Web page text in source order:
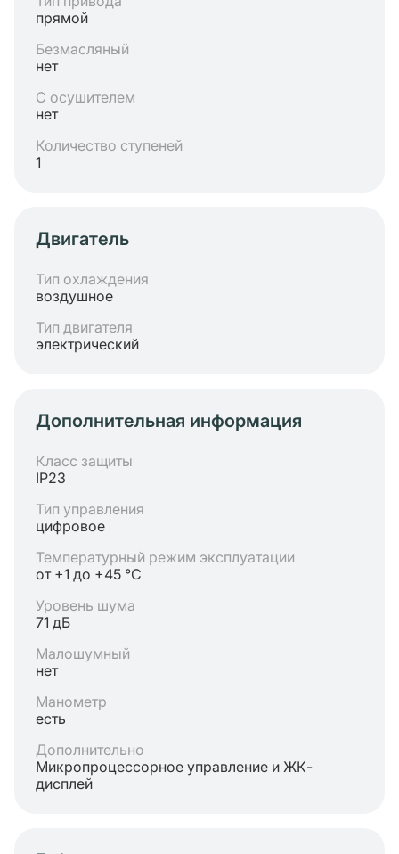
прямой
Безмасляный
нет
С осушителем
нет
Количество ступеней
1
Двигатель
Тип охлаждения
воздушное
Тип двигателя
электрический
Дополнительная информация
Класс защиты
IP23
Тип управления
цифровое
Температурный режим эксплуатации
от +1 до +45 °C
Уровень шума
71 дБ
Малошумный
нет
Манометр
есть
Дополнительно
Микропроцессорное управление и ЖК-
дисплей